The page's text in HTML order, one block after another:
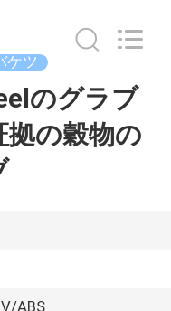
ケツ
のグラブ
の穀物の
ABS